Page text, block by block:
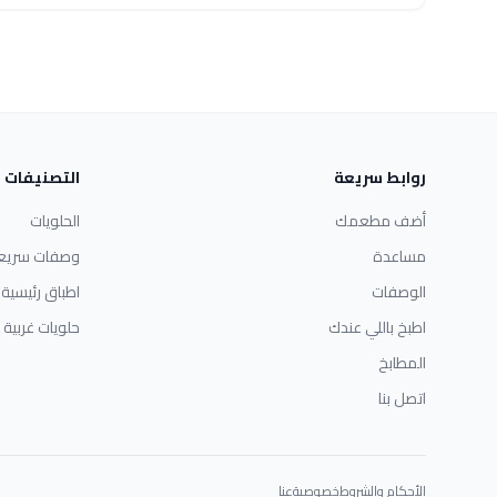
روابط سريعة
أضف مطعمك
مساعدة
الوصفات
اطبخ باللي عندك
المطابخ
اتصل بنا
التصنيفات
الحلويات
وصفات
اطباق رئيسية
حلويات غربية
الأحكام والشروطخصوصيةعنا